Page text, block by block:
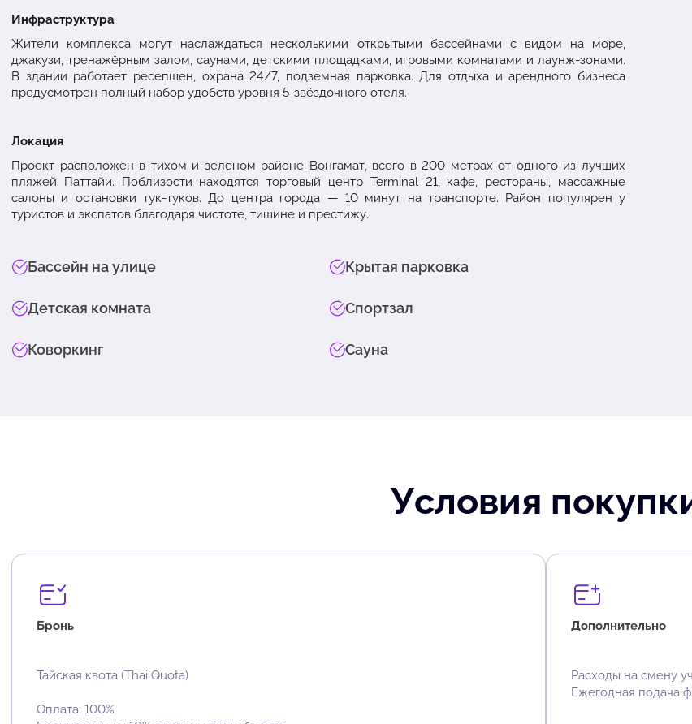
Инфраструктура
Жители комплекса могут наслаждаться несколькими открытыми бассейнами с видом на море,
джакузи, тренажёрным залом, саунами, детскими площадками, игровыми комнатами и лаунж-зонами.
В здании работает ресепшен, охрана 24/7, подземная парковка. Для отдыха и арендного бизнеса
предусмотрен полный набор удобств уровня 5-звёздочного отеля.
Локация
Проект расположен в тихом и зелёном районе Вонгамат, всего в 200 метрах от одного из лучших
пляжей Паттайи. Поблизости находятся торговый центр Terminal 21, кафе, рестораны, массажные
салоны и остановки тук-туков. До центра города — 10 минут на транспорте. Район популярен у
туристов и экспатов благодаря чистоте, тишине и престижу.
Бассейн на улице Крытая парковка
Детская комната Спортзал
Коворкинг Сауна
Условия
Бронь
Тайская квота (Thai Quota)
Оплата: 100%
Дополнительно
Расходы на смену
Ежегодная подача